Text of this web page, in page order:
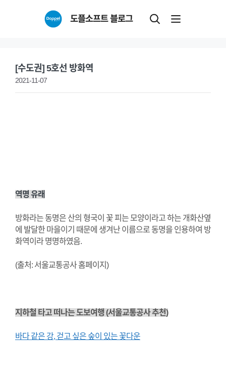
도플소프트 블로그
[수도권] 5호선 방화역
2021-11-07
역명 유래
방화라는 동명은 산의 형국이 꽃 피는 모양이라고 하는 개화산옆
에 발달한 마을이기 때문에 생겨난 이름으로 동명을 인용하여 방
화역이라 명명하였음.
(출처: 서울교통공사 홈페이지)
지하철 타고 떠나는 도보여행 (서울교통공사 추천)
바다 같은 강, 걷고 싶은 숲이 있는 꽃다운